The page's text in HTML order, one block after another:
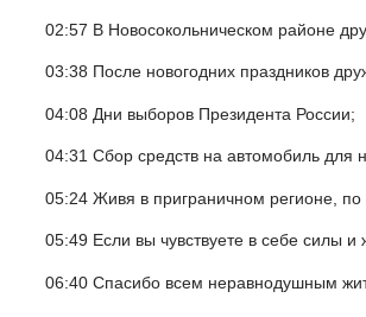
02:57 В Новосокольническом районе
03:38 После новогодних праздников
04:08 Дни выборов Президента России;
04:31 Сбор средств на автомобиль
05:24 Живя в приграничном регионе,
05:49 Если вы чувствуете в себе силы
06:40 Спасибо всем неравнодушным